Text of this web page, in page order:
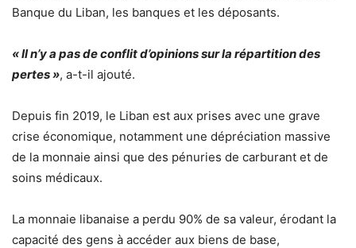
Banque du Liban, les banques et les déposants.
« Il n’y a pas de conflit d’opinions sur la répartition des
pertes », a-t-il ajouté.
Depuis fin 2019, le Liban est aux prises avec une grave
crise économique, notamment une dépréciation massive
de la monnaie ainsi que des pénuries de carburant et de
soins médicaux.
La monnaie libanaise a perdu 90% de sa valeur, érodant la
capacité des gens à accéder aux biens de base,